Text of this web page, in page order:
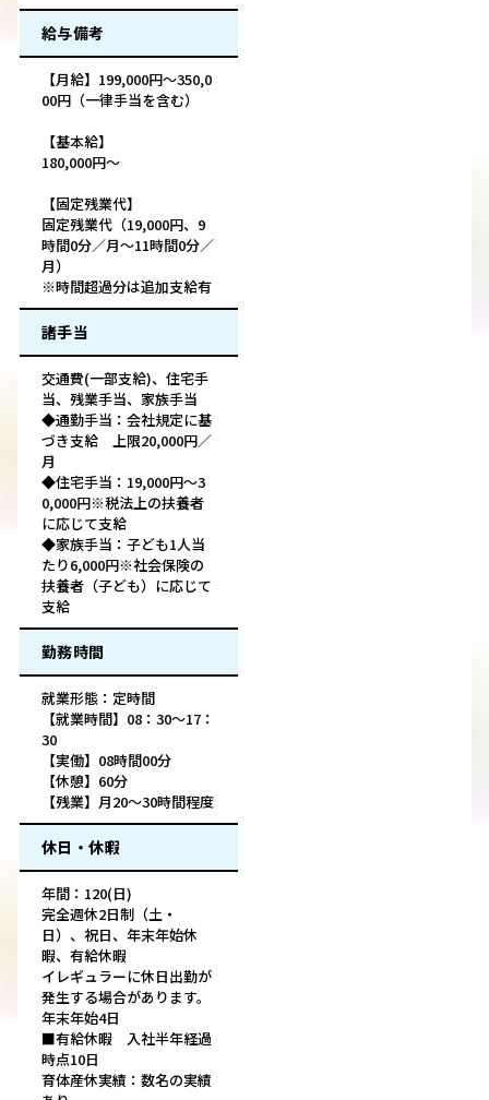
給与備考
【月給】199,000円～350,0
00円（一律手当を含む）
【基本給】
180,000円～
【固定残業代】
固定残業代（19,000円、9
時間0分／月～11時間0分／
月）
※時間超過分は追加支給有
諸手当
交通費(一部支給)、住宅手
当、残業手当、家族手当
◆通勤手当：会社規定に基
づき支給 上限20,000円／
月
◆住宅手当：19,000円～3
0,000円※税法上の扶養者
に応じて支給
◆家族手当：子ども1人当
たり6,000円※社会保険の
扶養者（子ども）に応じて
支給
勤務時間
就業形態：定時間
【就業時間】08：30～17：
30
【実働】08時間00分
【休憩】60分
【残業】月20～30時間程度
休日・休暇
年間：120(日)
完全週休2日制（土・
日）、祝日、年末年始休
暇、有給休暇
イレギュラーに休日出勤が
発生する場合があります。
年末年始4日
■有給休暇 入社半年経過
時点10日
育体産休実績：数名の実績